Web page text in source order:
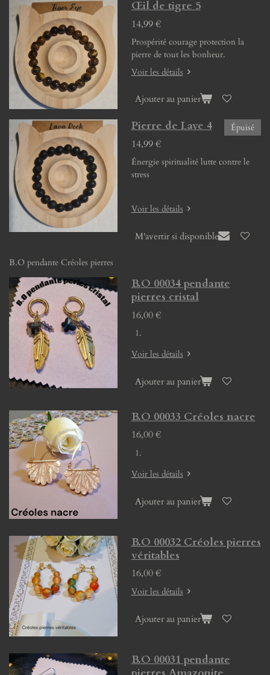
Œil de tigre 5
14,99 €
Prospérité courage protection la
pierre de tout les bonheur.
Voir les détails
Ajouter au panier
Épuisé
Pierre de Lave 4
14,99 €
Énergie spiritualité lutte contre le
stress
Voir les détails
M'avertir si disponible
B.O pendante Créoles pierres
B.O 00034 pendante
pierres cristal
16,00 €
Voir les détails
Ajouter au panier
B.O 00033 Créoles nacre
16,00 €
Voir les détails
Ajouter au panier
B.O 00032 Créoles pierres
véritables
16,00 €
Voir les détails
Ajouter au panier
B.O 00031 pendante